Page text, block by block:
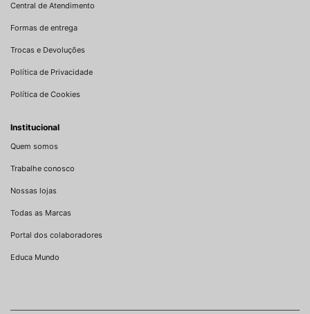
Central de Atendimento
Formas de entrega
Trocas e Devoluções
Política de Privacidade
Política de Cookies
Institucional
Quem somos
Trabalhe conosco
Nossas lojas
Todas as Marcas
Portal dos colaboradores
Educa Mundo